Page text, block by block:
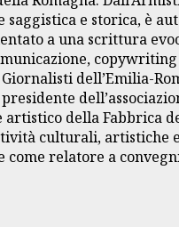
e storica, è
a una scrittura
dell’Emilia-
presidente
artistico della Fabbrica
culturali, artistiche
relatore a